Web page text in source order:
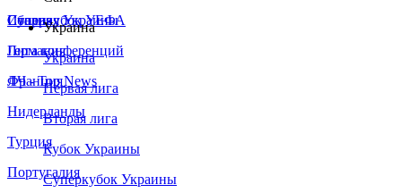
Сборная Украины
Италия
Германия
Франция
Нидерланды
Турция
Португалия
Суперкубок УЕФА
Лига конференций
ЛЧ - Top News
Украина
Украина
Первая лига
Вторая лига
Кубок Украины
Суперкубок Украины